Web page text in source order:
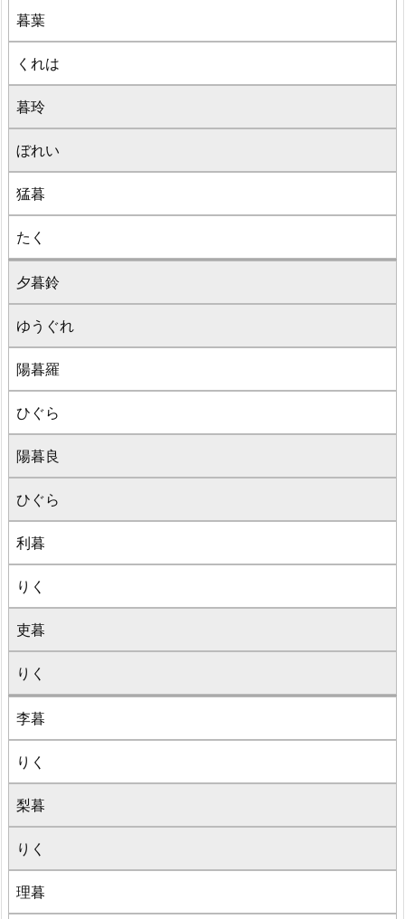
暮葉
くれは
暮玲
ぼれい
猛暮
たく
夕暮鈴
ゆうぐれ
陽暮羅
ひぐら
陽暮良
ひぐら
利暮
りく
吏暮
りく
李暮
りく
梨暮
りく
理暮